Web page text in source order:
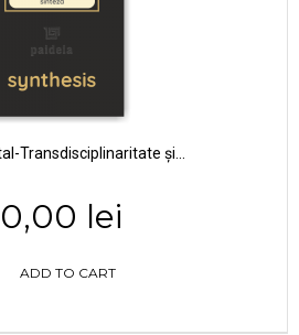
Transdisciplinaritate și...
lei
ADD TO CART